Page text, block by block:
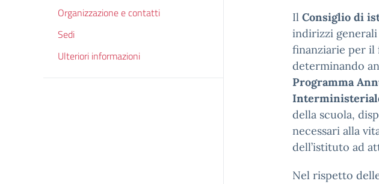
Organizzazione e contatti
Sedi
Ulteriori informazioni
Il Consiglio di
indirizzi
finanziarie per il
determinando
Programma
della scuola,
necessari alla
dell’istituto ad
Nel rispetto